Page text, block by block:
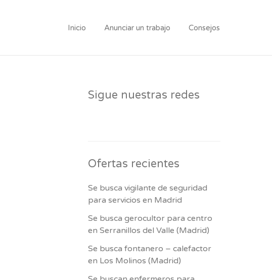
Inicio Anunciar un trabajo Consejos
Sigue nuestras redes
Ofertas recientes
Se busca vigilante de seguridad
para servicios en Madrid
Se busca gerocultor para centro
en Serranillos del Valle (Madrid)
Se busca fontanero – calefactor
en Los Molinos (Madrid)